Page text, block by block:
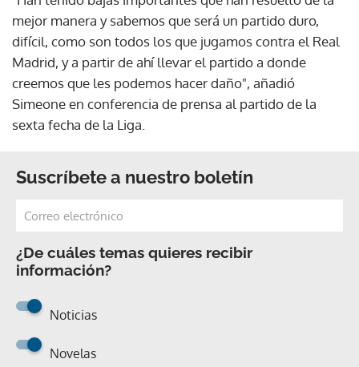
mejor manera y sabemos que será un partido duro,
difícil, como son todos los que jugamos contra el Real
Madrid, y a partir de ahí llevar el partido a donde
creemos que les podemos hacer daño", añadió
Simeone en conferencia de prensa al partido de la
sexta fecha de la Liga.
Suscríbete a nuestro boletín
¿De cuáles temas quieres recibir
información?
Noticias
Novelas